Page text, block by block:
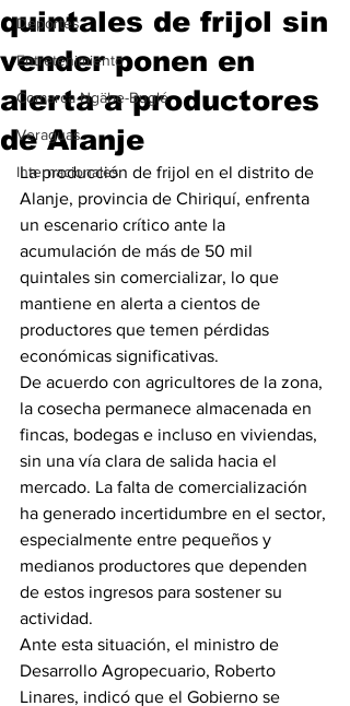
Deportes
Entretenimiento
Comarca Ngäbe-Buglé
Veraguas
Internacionales
quintales de frijol sin
vender ponen en
alerta a productores
de Alanje
La producción de frijol en el distrito de
Alanje, provincia de Chiriquí, enfrenta
un escenario crítico ante la
acumulación de más de 50 mil
quintales sin comercializar, lo que
mantiene en alerta a cientos de
productores que temen pérdidas
económicas significativas.
De acuerdo con agricultores de la zona,
la cosecha permanece almacenada en
fincas, bodegas e incluso en viviendas,
sin una vía clara de salida hacia el
mercado. La falta de comercialización
ha generado incertidumbre en el sector,
especialmente entre pequeños y
medianos productores que dependen
de estos ingresos para sostener su
actividad.
Ante esta situación, el ministro de
Desarrollo Agropecuario, Roberto
Linares, indicó que el Gobierno se